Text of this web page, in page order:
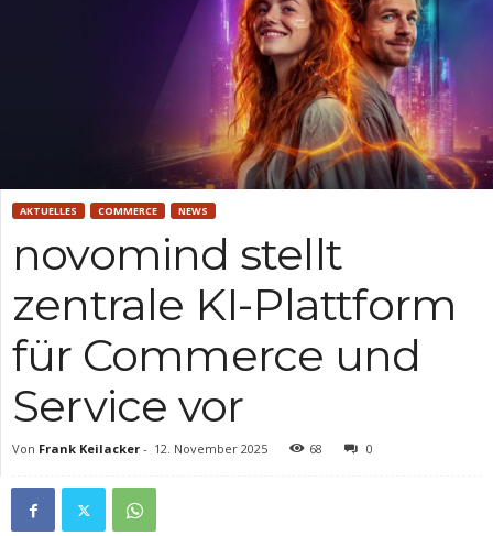
AKTUELLES COMMERCE NEWS
novomind stellt
zentrale KI-Plattform
für Commerce und
Service vor
Von Frank Keilacker - 12. November 2025 68 0